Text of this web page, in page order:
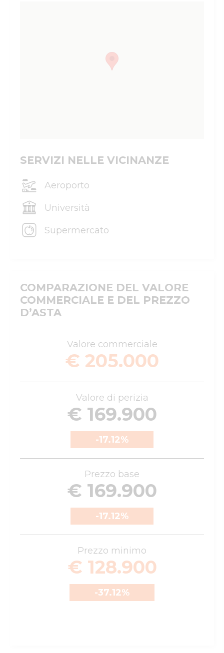
SERVIZI NELLE VICINANZE
Aeroporto
Università
Supermercato
COMPARAZIONE DEL VALORE
COMMERCIALE E DEL PREZZO
D’ASTA
Valore commerciale
€ 205.000
Valore di perizia
€ 169.900
-17.12%
Prezzo base
€ 169.900
-17.12%
Prezzo minimo
€ 128.900
-37.12%